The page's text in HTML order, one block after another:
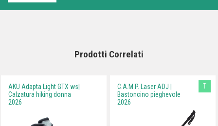
Prodotti Correlati
AKU Adapta Light GTX ws|
Calzatura hiking donna
2026
C.A.M.P. Laser ADJ |
Bastoncino pieghevole
2026
T